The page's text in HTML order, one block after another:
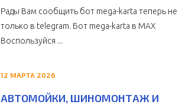
Рады Вам сообщить бот mega-karta теперь не
только в telegram. Бот mega-karta в МАХ
Воспользуйся ...
12 МАРТА 2026
АВТОМОЙКИ, ШИНОМОНТАЖ И